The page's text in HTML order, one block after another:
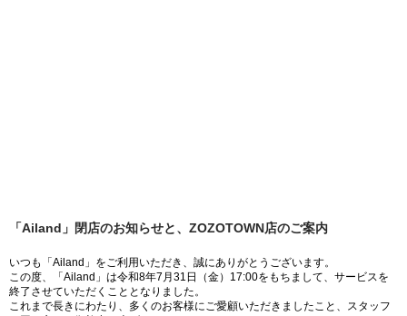
「Ailand」閉店のお知らせと、ZOZOTOWN店のご案内
いつも「Ailand」をご利用いただき、誠にありがとうございます。
この度、「Ailand」は令和8年7月31日（金）17:00をもちまして、サービスを
終了させていただくこととなりました。
これまで長きにわたり、多くのお客様にご愛顧いただきましたこと、スタッフ